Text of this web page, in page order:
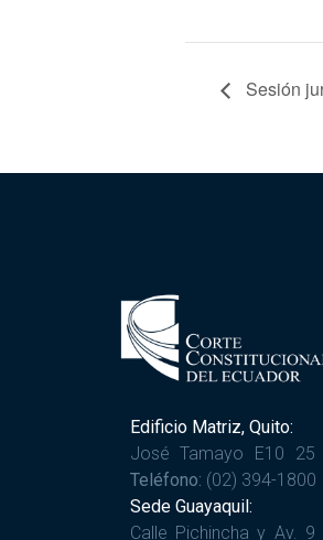
Sesión
Edificio Matriz, Quito:
José Tamayo E10
Teléfono: (02) 394-1800
Sede Guayaquil:
Calle Pichincha y Av.